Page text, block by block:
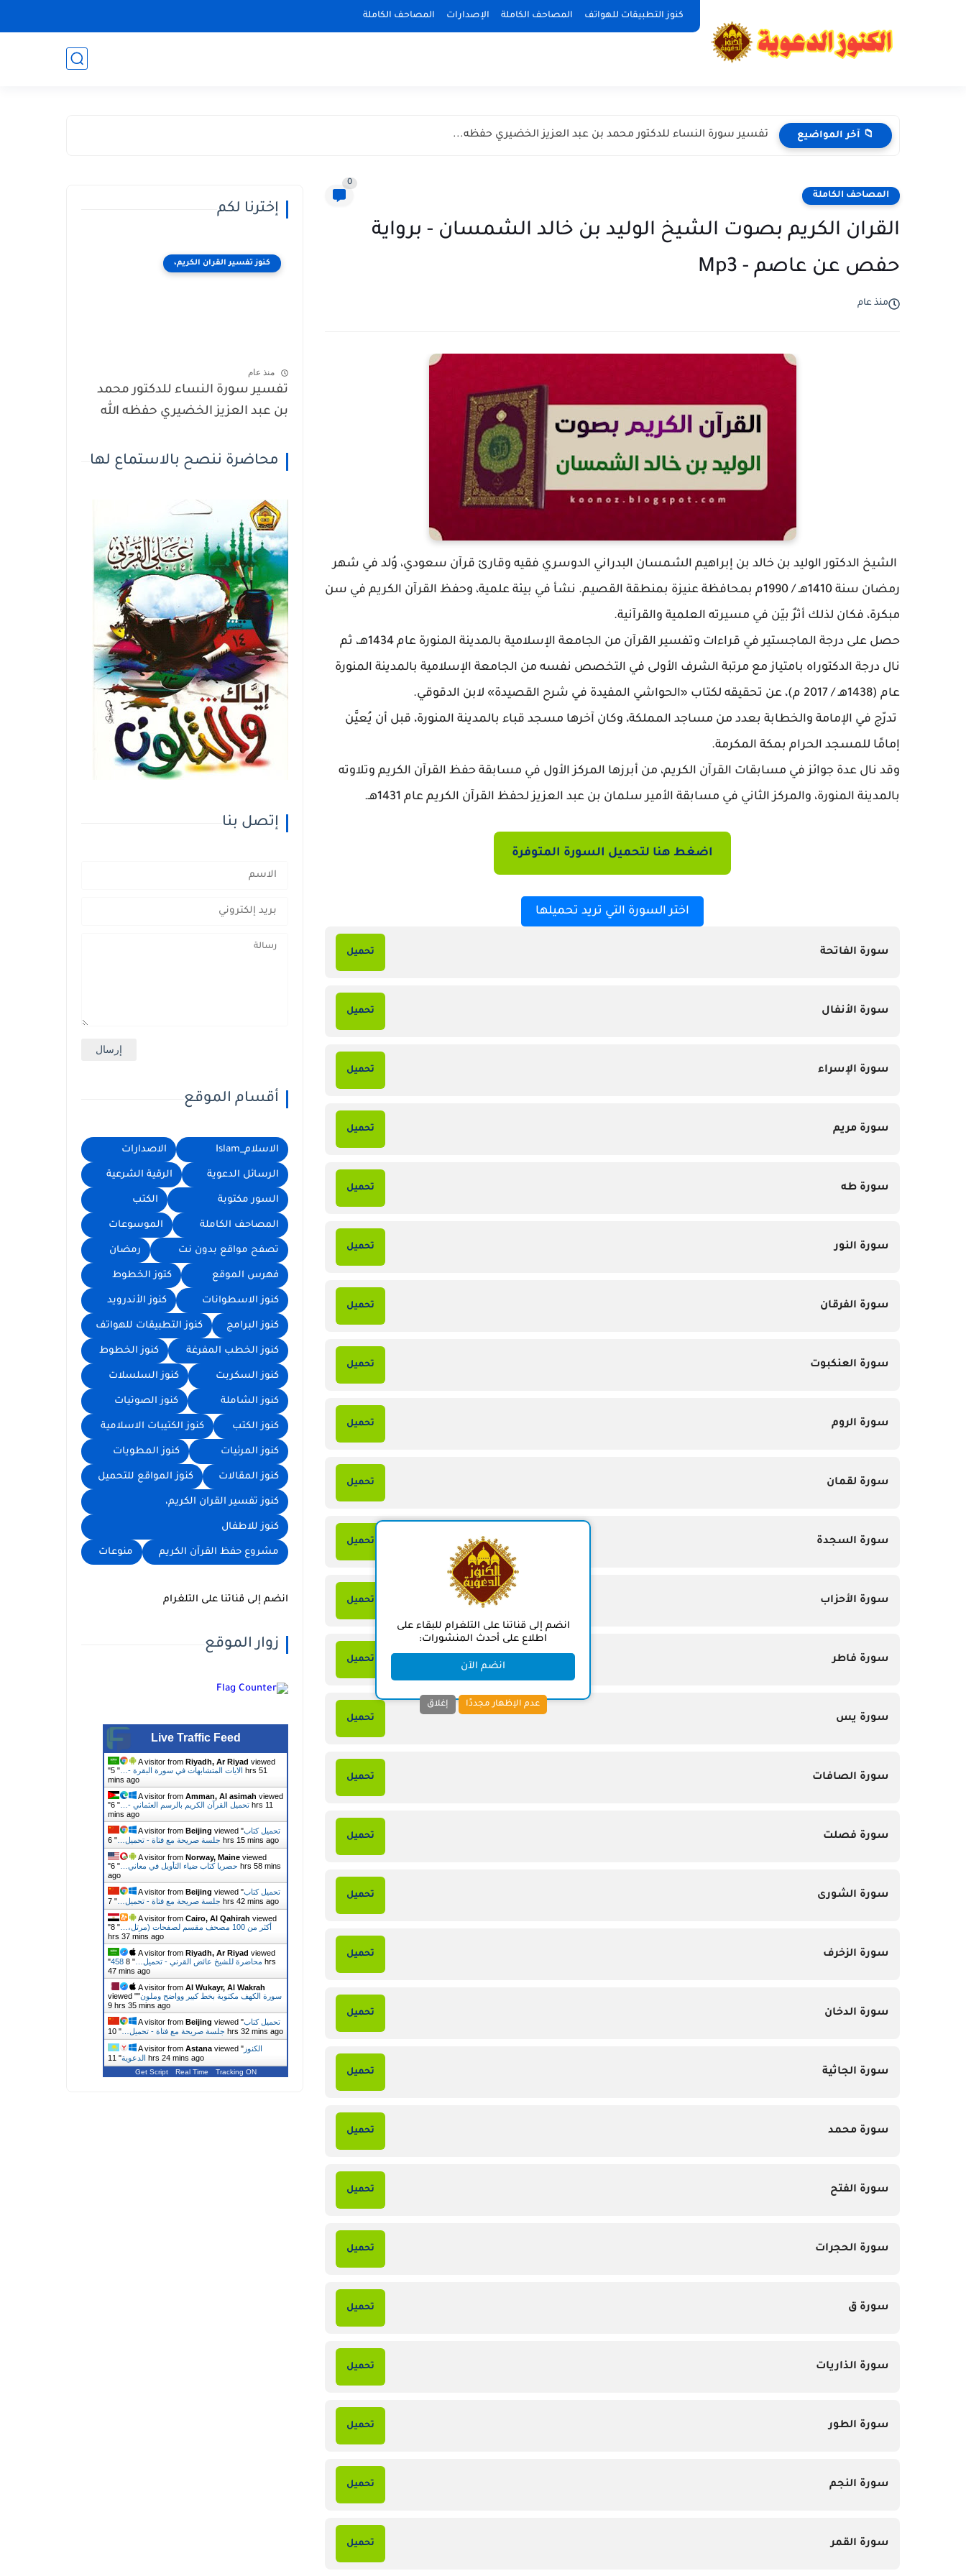
كنوز التطبيقات للهواتف المصاحف الكاملة الإصدارات المصاحف الكاملة
📁 آخر المواضيع تفسير سورة النساء للدكتور محمد بن عبد العزيز الخضيري حفظه...
المصاحف الكاملة
0
القران الكريم بصوت الشيخ الوليد بن خالد الشمسان - برواية
حفص عن عاصم - Mp3
منذ عام
الشيخ الدكتور الوليد بن خالد بن إبراهيم الشمسان البدراني الدوسري فقيه وقارئ قرآن سعودي، وُلد في شهر
رمضان سنة 1410هـ / 1990م بمحافظة عنيزة بمنطقة القصيم. نشأ في بيئة علمية، وحفظ القرآن الكريم في سن
مبكرة، فكان لذلك أثرٌ بيّن في مسيرته العلمية والقرآنية.
حصل على درجة الماجستير في قراءات وتفسير القرآن من الجامعة الإسلامية بالمدينة المنورة عام 1434هـ، ثم
نال درجة الدكتوراه بامتياز مع مرتبة الشرف الأولى في التخصص نفسه من الجامعة الإسلامية بالمدينة المنورة
عام (1438هـ / 2017 م)
، عن تحقيقه لكتاب «الحواشي المفيدة في شرح القصيدة» لابن الدقوقي.
تدرّج في الإمامة والخطابة بعدد من مساجد المملكة، وكان آخرها مسجد قباء بالمدينة المنورة، قبل أن يُعيَّن
إمامًا للمسجد الحرام بمكة المكرمة.
وقد نال عدة جوائز في مسابقات القرآن الكريم، من أبرزها المركز الأول في مسابقة حفظ القرآن الكريم وتلاوته
بالمدينة المنورة، والمركز الثاني في مسابقة الأمير سلمان بن عبد العزيز لحفظ القرآن الكريم عام 1431هـ.
اضغط هنا لتحميل السورة المتوفرة
اختر السورة التي تريد تحميلها
سورة الفاتحة تحميل
سورة الأنفال تحميل
سورة الإسراء تحميل
سورة مريم تحميل
سورة طه تحميل
سورة النور تحميل
سورة الفرقان تحميل
سورة العنكبوت تحميل
سورة الروم تحميل
سورة لقمان تحميل
سورة السجدة تحميل
سورة الأحزاب تحميل
سورة فاطر تحميل
سورة يس تحميل
سورة الصافات تحميل
سورة فصلت تحميل
سورة الشورى تحميل
سورة الزخرف تحميل
سورة الدخان تحميل
سورة الجاثية تحميل
سورة محمد تحميل
سورة الفتح تحميل
سورة الحجرات تحميل
سورة ق تحميل
سورة الذاريات تحميل
سورة الطور تحميل
سورة النجم تحميل
سورة القمر تحميل
إخترنا لكم
كنوز تفسير القران الكريم،
منذ عام
تفسير سورة النساء للدكتور محمد
بن عبد العزيز الخضيري حفظه الله
محاضرة ننصح بالاستماع لها
إتصل بنا
أقسام الموقع
الاسلام_Islam الاصدارات
الرسائل الدعوية الرقية الشرعية
السور مكتوبة الكتب
المصاحف الكاملة الموسوعات
تصفح مواقع بدون نت رمضان
فهرس الموقع كتوز الخطوط
كنوز الاسطوانات كنوز الأندرويد
كنوز البرامج كنوز التطبيقات للهواتف
كنوز الخطب المفرغة كنوز الخطوط
كنوز السكربت كنوز السلسلات
كنوز الشاملة كنوز الصوتيات
كنوز الكتب كنوز الكتيبات الاسلامية
كنوز المرئيات كنوز المطويات
كنوز المقالات كنوز المواقع للتحميل
كنوز تفسير القران الكريم،
كنوز للاطفال
مشروع حفظ القرآن الكريم منوعات
انضم إلى قناتنا على التلغرام
انضم إلى قناتنا على التلغرام للبقاء على
اطلاع على أحدث المنشورات:
انضم الآن
عدم الإظهار مجددًا إغلاق
زوار الموقع
Live Traffic Feed
A visitor from Riyadh, Ar Riyad viewed
"
الايات المتشابهات في سورة البقرة -… "
5 hrs 51
mins ago
A visitor from Amman, Al asimah viewed
"
تحميل القرآن الكريم بالرسم العثماني -… "
6 hrs 11
mins ago
A visitor from Beijing viewed "تحميل كتاب
جلسة صريحة مع فتاة - تحميل… "
6 hrs 15 mins ago
A visitor from Norway, Maine viewed
"
حصريا كتاب ضياء التأويل في معاني… "
6 hrs 58 mins
ago
A visitor from Beijing viewed "تحميل كتاب
جلسة صريحة مع فتاة - تحميل… "
7 hrs 42 mins ago
A visitor from Cairo, Al Qahirah viewed
"
أكثر من 100 مصحف مقسم لصفحات (مرتل،… "
8
hrs 37 mins ago
A visitor from Riyadh, Ar Riyad viewed
"
458 محاضرة للشيخ عائض القرني - تحميل… "
8 hrs
47 mins ago
A visitor from Al Wukayr, Al Wakrah
viewed " سورة الكهف مكتوبة بخط كبير وواضح وملون"
9 hrs 35 mins ago
A visitor from Beijing viewed "تحميل كتاب
جلسة صريحة مع فتاة - تحميل… "
10 hrs 32 mins ago
A visitor from Astana viewed " الكنوز
الدعوية" 11 hrs 24 mins ago
Get Script Real Time Tracking ON